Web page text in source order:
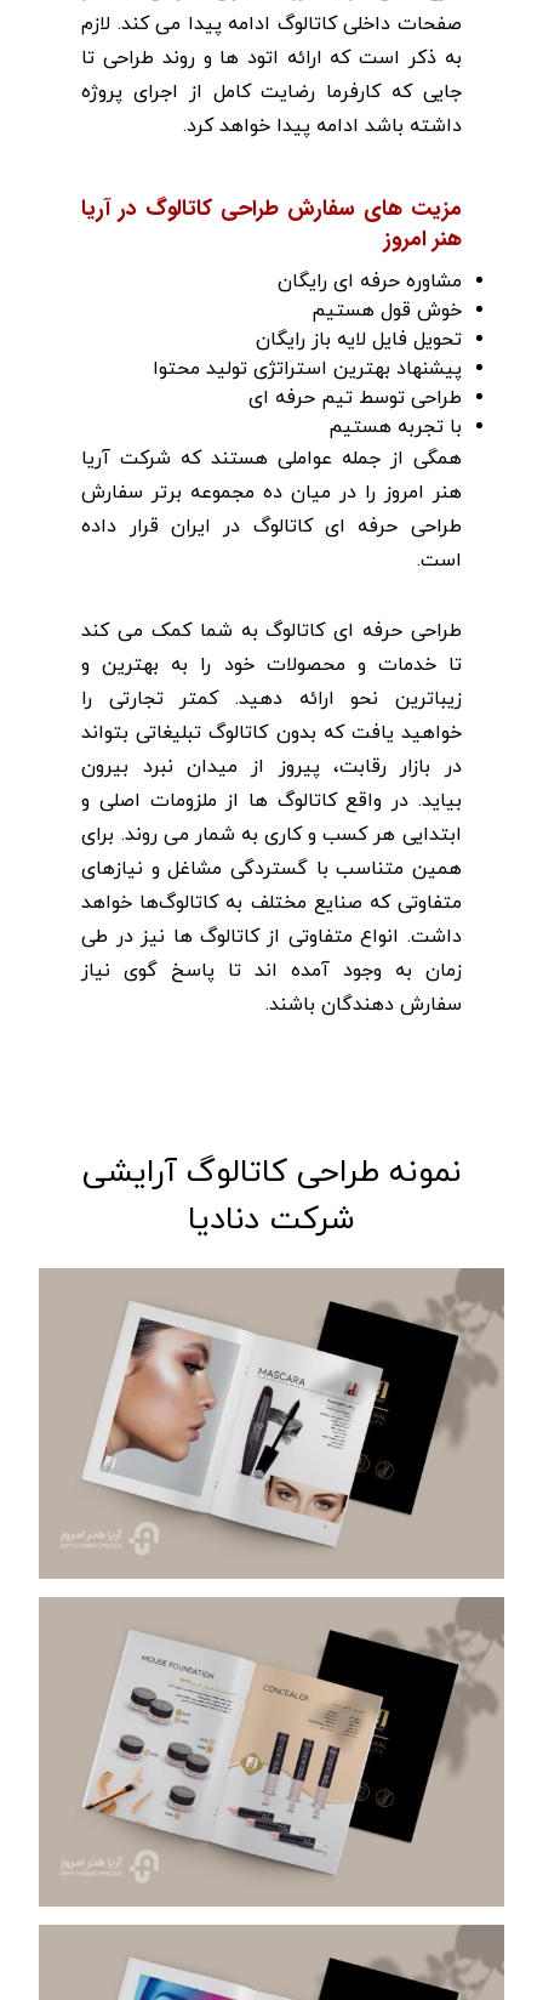
صفحات داخلی کاتالوگ ادامه پیدا می کند. لازم
به ذکر است که ارائه اتود ها و روند طراحی تا
جایی که کارفرما رضایت کامل از اجرای پروژه
داشته باشد ادامه پیدا خواهد کرد.
مزیت های سفارش طراحی کاتالوگ در آریا
هنر امروز
مشاوره حرفه ای رایگان
خوش قول هستیم
تحویل فایل لایه باز رایگان
پیشنهاد بهترین استراتژی تولید محتوا
طراحی توسط تیم حرفه ای
با تجربه هستیم
همگی از جمله عواملی هستند که شرکت آریا
هنر امروز را در میان ده مجموعه برتر سفارش
طراحی حرفه ای کاتالوگ در ایران قرار داده
است.
طراحی حرفه ای کاتالوگ به شما کمک می کند
تا خدمات و محصولات خود را به بهترین و
زیباترین نحو ارائه دهید.کمتر تجارتی را
خواهید یافت که بدون کاتالوگ تبلیغاتی بتواند
در بازار رقابت، پیروز از میدان نبرد بیرون
بیاید.در واقع کاتالوگ ها از ملزومات اصلی و
ابتدایی هر کسب و کاری به شمار می روند. برای
همین متناسب با گستردگی مشاغل و نیازهای
متفاوتی که صنایع مختلف به کاتالوگ‌ها خواهد
داشت. انواع متفاوتی از کاتالوگ ها نیز در طی
زمان به وجود آمده اند تا پاسخ گوی نیاز
سفارش دهندگان باشند.
نمونه طراحی کاتالوگ آرایشی
شرکت دنادیا